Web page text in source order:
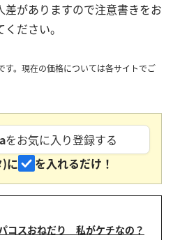
がありますので注意書きをお
ださい。
。現在の価格については各サイトでご
をお気に入り登録する
に
を入れるだけ！
コスおねだり 私がケチなの？